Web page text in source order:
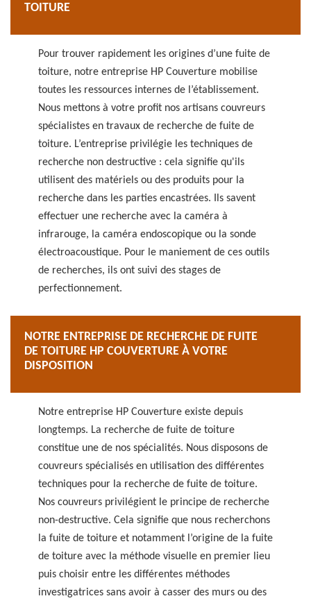
TOITURE
Pour trouver rapidement les origines d’une fuite de
toiture, notre entreprise HP Couverture mobilise
toutes les ressources internes de l’établissement.
Nous mettons à votre profit nos artisans couvreurs
spécialistes en travaux de recherche de fuite de
toiture. L’entreprise privilégie les techniques de
recherche non destructive : cela signifie qu'ils
utilisent des matériels ou des produits pour la
recherche dans les parties encastrées. Ils savent
effectuer une recherche avec la caméra à
infrarouge, la caméra endoscopique ou la sonde
électroacoustique. Pour le maniement de ces outils
de recherches, ils ont suivi des stages de
perfectionnement.
NOTRE ENTREPRISE DE RECHERCHE DE FUITE
DE TOITURE HP COUVERTURE À VOTRE
DISPOSITION
Notre entreprise HP Couverture existe depuis
longtemps. La recherche de fuite de toiture
constitue une de nos spécialités. Nous disposons de
couvreurs spécialisés en utilisation des différentes
techniques pour la recherche de fuite de toiture.
Nos couvreurs privilégient le principe de recherche
non-destructive. Cela signifie que nous recherchons
la fuite de toiture et notamment l’origine de la fuite
de toiture avec la méthode visuelle en premier lieu
puis choisir entre les différentes méthodes
investigatrices sans avoir à casser des murs ou des